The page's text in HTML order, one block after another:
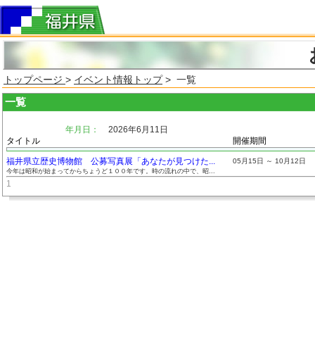
トップページ > イベント情報トップ> 一覧
一覧
年月日：
2026年6月11日
タイトル
開催期間
福井県立歴史博物館 公募写真展「あなたが見つけた... 05月15日 ～ 10月12日
今年は昭和が始まってからちょうど１００年です。時の流れの中で、昭...
1